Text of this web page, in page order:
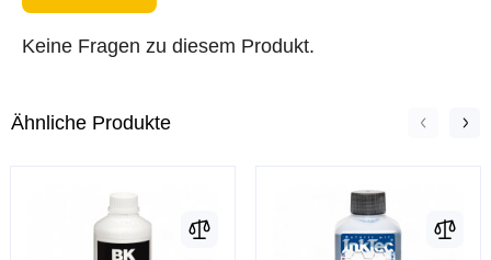
Keine Fragen zu diesem Produkt.
Ähnliche Produkte